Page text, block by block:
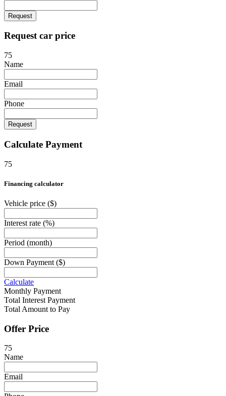
Request
Request car price
75
Name
Email
Phone
Request
Calculate Payment
75
Financing calculator
Vehicle price ($)
Interest rate (%)
Period (month)
Down Payment ($)
Calculate
Monthly Payment
Total Interest Payment
Total Amount to Pay
Offer Price
75
Name
Email